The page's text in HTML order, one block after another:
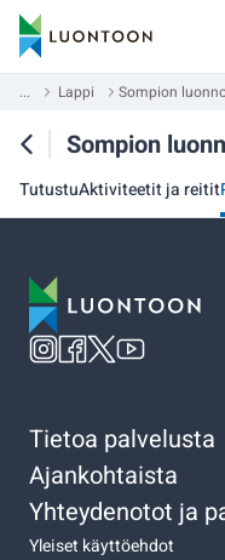
... Lappi Sompion
Sompion
TutustuAktiviteetit ja reitit
Tietoa palvelusta
Ajankohtaista
Yhteydenotot ja
Yleiset käyttöehdot